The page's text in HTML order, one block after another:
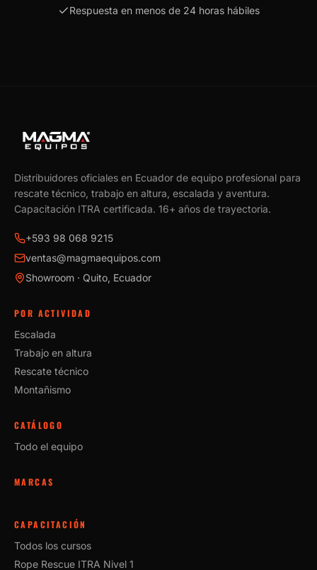
Respuesta en menos de 24 horas hábiles
Distribuidores oficiales en Ecuador de equipo profesional para
rescate técnico, trabajo en altura, escalada y aventura.
Capacitación ITRA certificada. 16+ años de trayectoria.
+593 98 068 9215
ventas@magmaequipos.com
Showroom · Quito, Ecuador
POR ACTIVIDAD
Escalada
Trabajo en altura
Rescate técnico
Montañismo
CATÁLOGO
Todo el equipo
MARCAS
CAPACITACIÓN
Todos los cursos
Rope Rescue ITRA Nivel 1